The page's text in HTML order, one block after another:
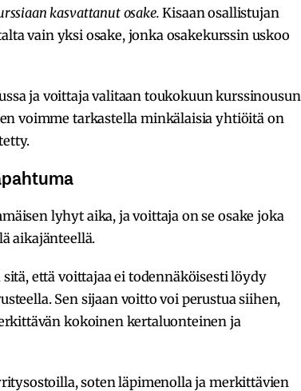
kasvattanut osake.Kisaan osallistujan
vain yksi osake, jonka osakekurssin uskoo
ja voittaja valitaan toukokuun kurssinousun
voimme tarkastella minkälaisia yhtiöitä on
lyhyt aika, ja voittaja on se osake joka
aikajänteellä.
että voittajaa ei todennäköisesti löydy
Sen sijaan voitto voi perustua siihen,
kokoinen kertaluonteinen ja
soten läpimenolla ja merkittävien